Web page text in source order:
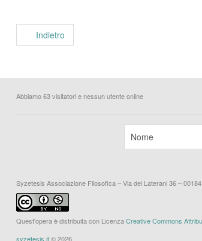
Indietro
Abbiamo 63 visitatori e nessun utente online
Syzetesis Associazione Filosofica – Via dei Laterani 36 –
Quest'opera è distribuita con LicenzaCreative Commons
syzetesis.it© 2026